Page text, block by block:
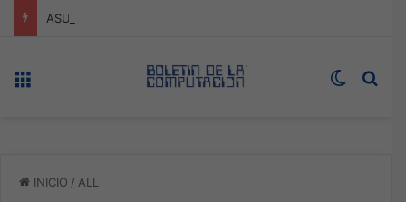
Switch
INICIO / ALL